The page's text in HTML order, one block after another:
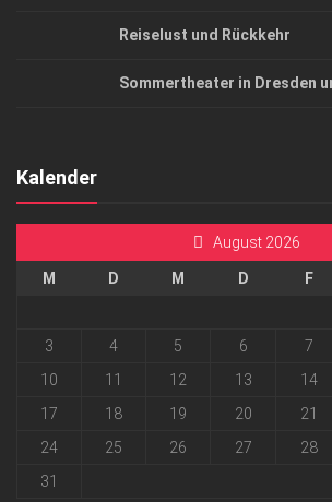
Reiselust und Rückkehr
Sommertheater in Dresden
Kalender
August 2026
M D M D F
3
4 5 6 7
10
11 12 13 14
17
18 19 20 21
24
25 26 27 28
31